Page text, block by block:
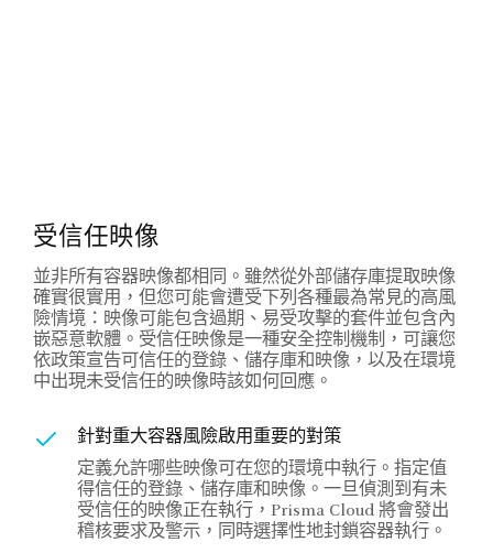
受信任映像
並非所有容器映像都相同。雖然從外部儲存庫提取映像
確實很實用，但您可能會遭受下列各種最為常見的高風
險情境：映像可能包含過期、易受攻擊的套件並包含內
嵌惡意軟體。受信任映像是一種安全控制機制，可讓您
依政策宣告可信任的登錄、儲存庫和映像，以及在環境
中出現未受信任的映像時該如何回應。
針對重大容器風險啟用重要的對策
定義允許哪些映像可在您的環境中執行。指定值
得信任的登錄、儲存庫和映像。一旦偵測到有未
受信任的映像正在執行，Prisma Cloud 將會發出
稽核要求及警示，同時選擇性地封鎖容器執行。